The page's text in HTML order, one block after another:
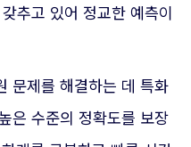
추고 있어 정교한 예측이
문제를 해결하는 데 특화
은 수준의 정확도를 보장